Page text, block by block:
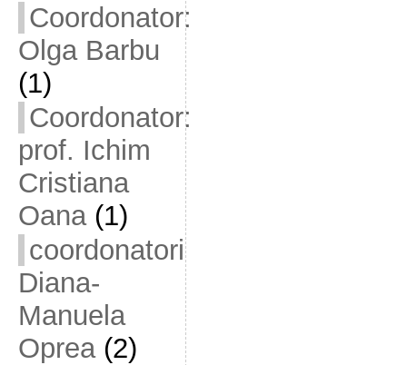
Coordonator:
Olga Barbu
(1)
Coordonator:
prof. Ichim
Cristiana
Oana(1)
coordonatori
Diana-
Manuela
Oprea(2)